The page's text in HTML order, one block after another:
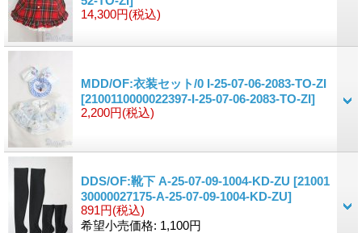
14,300円(税込)
MDD/OF:衣装セット/0 I-25-07-06-2083-TO-ZI
[2100110000022397-I-25-07-06-2083-TO-ZI]
2,200円(税込)
DDS/OF:靴下 A-25-07-09-1004-KD-ZU [21001
30000027175-A-25-07-09-1004-KD-ZU]
891円(税込)
希望小売価格: 1,100円